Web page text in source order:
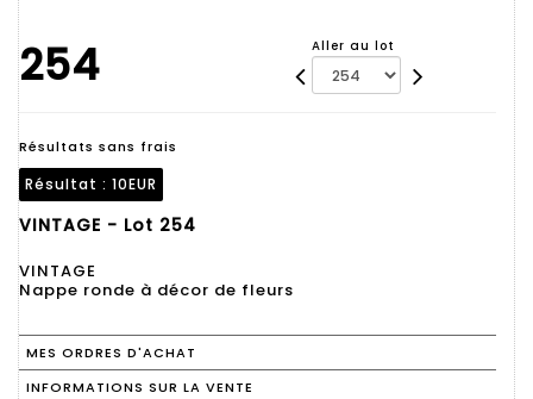
254 Aller au lot
Résultats sans frais
Résultat : 10EUR
VINTAGE - Lot 254
VINTAGE
Nappe ronde à décor de fleurs
MES ORDRES D'ACHAT
INFORMATIONS SUR LA VENTE